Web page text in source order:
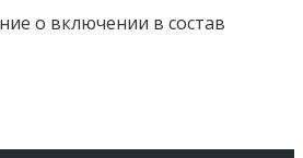
о включении в состав